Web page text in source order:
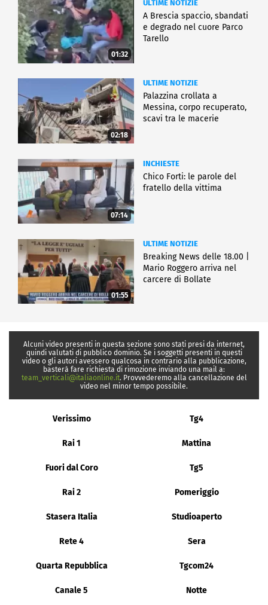
01:32
ULTIME NOTIZIE
A Brescia spaccio, sbandati
e degrado nel cuore Parco
Tarello
02:18
ULTIME NOTIZIE
Palazzina crollata a
Messina, corpo recuperato,
scavi tra le macerie
07:14
INCHIESTE
Chico Forti: le parole del
fratello della vittima
01:55
ULTIME NOTIZIE
Breaking News delle 18.00 |
Mario Roggero arriva nel
carcere di Bollate
Alcuni video presenti in questa sezione sono stati presi da internet,
quindi valutati di pubblico dominio. Se i soggetti presenti in questi
video o gli autori avessero qualcosa in contrario alla pubblicazione,
basterà fare richiesta di rimozione inviando una mail a:
team_verticali@italiaonline.it. Provvederemo alla cancellazione del
video nel minor tempo possibile.
Verissimo Tg4
Rai 1 Mattina
Fuori dal Coro Tg5
Rai 2 Pomeriggio
Stasera Italia Studioaperto
Rete 4 Sera
Quarta Repubblica Tgcom24
Canale 5 Notte